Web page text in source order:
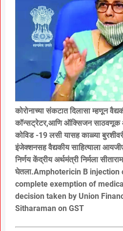
कोरोनाच्या संकटात दिलासा म्हणून
कॉन्सट्रेटर,आणि ऑक्सिजन साठवणूक
कोविड -19 लसी यासह काळ्या
इंजेक्शनसह वैद्यकीय साहित्याला
निर्णय केंद्रीय अर्थमंत्री निर्मला
घेतला.Amphotericin B injection
complete exemption of
decision taken by Union
Sitharaman on GST